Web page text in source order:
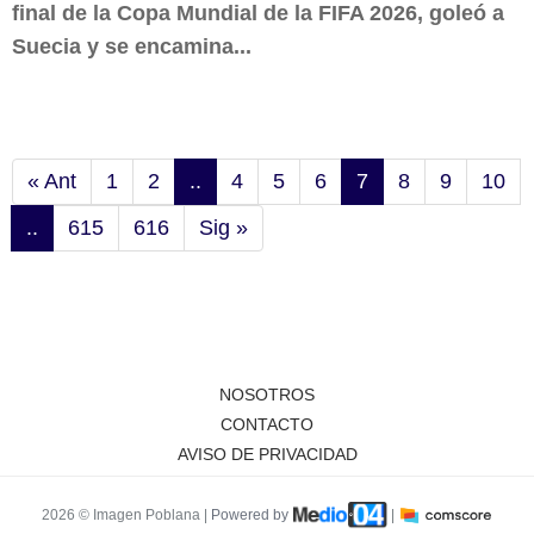
final de la Copa Mundial de la FIFA 2026, goleó a
Suecia y se encamina...
« Ant 1 2 .. 4 5 6 7 8 9
10
..
615 616 Sig »
NOSOTROS
CONTACTO
AVISO DE PRIVACIDAD
2026 © Imagen Poblana | Powered by |